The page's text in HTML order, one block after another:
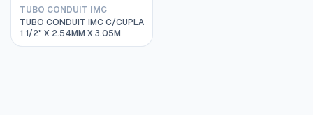
TUBO CONDUIT IMC
TUBO CONDUIT IMC C/CUPLA
1 1/2" X 2.54MM X 3.05M